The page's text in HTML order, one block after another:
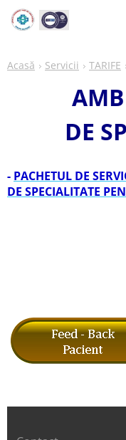
Acasă Servicii TARIFE
DE
- PACHETUL DE
DE SPECIALITATE